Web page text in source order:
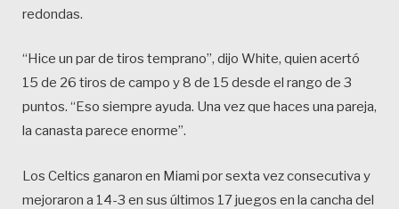
redondas.
“Hice un par de tiros temprano”, dijo White, quien acertó
15 de 26 tiros de campo y 8 de 15 desde el rango de 3
puntos. “Eso siempre ayuda. Una vez que haces una pareja,
la canasta parece enorme”.
Los Celtics ganaron en Miami por sexta vez consecutiva y
mejoraron a 14-3 en sus últimos 17 juegos en la cancha del